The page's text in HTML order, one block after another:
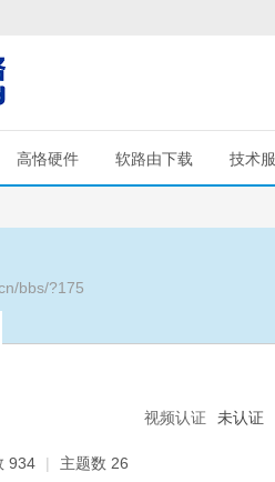
高恪硬件 软路由下载 技术
bbs/?175
视频认证 未认证
934 | 主题数 26